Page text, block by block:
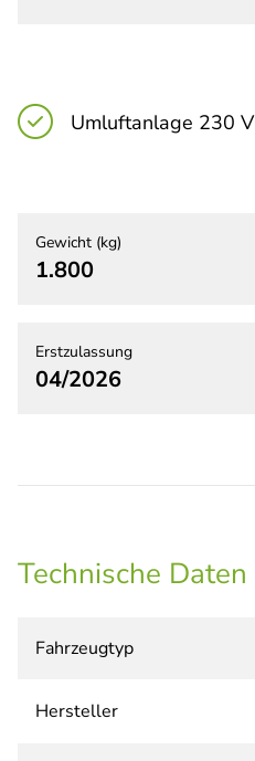
Umluftanlage 230 V
Gewicht (kg)
1.800
Erstzulassung
04/2026
Technische Daten
Fahrzeugtyp
Hersteller